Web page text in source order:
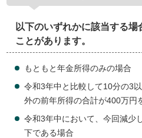
以下のいずれかに該当する
ことがあります。
もともと年金所得のみの場合
令和3年中と比較して10分の3
外の前年所得の合計が400万円
令和3年中において、今回減少
下である場合